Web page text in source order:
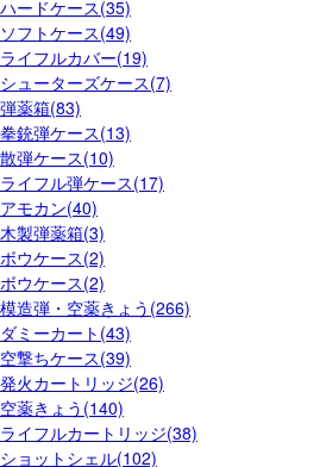
ハードケース(35)
ソフトケース(49)
ライフルカバー(19)
シューターズケース(7)
弾薬箱(83)
拳銃弾ケース(13)
散弾ケース(10)
ライフル弾ケース(17)
アモカン(40)
木製弾薬箱(3)
ボウケース(2)
ボウケース(2)
模造弾・空薬きょう(266)
ダミーカート(43)
空撃ちケース(39)
発火カートリッジ(26)
空薬きょう(140)
ライフルカートリッジ(38)
ショットシェル(102)